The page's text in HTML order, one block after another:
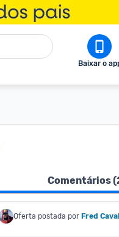
Baixar o
Comentários (
Oferta postada por Fred